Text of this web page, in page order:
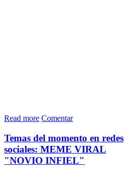
Read more Comentar
Temas del momento en redes
sociales: MEME VIRAL
"NOVIO INFIEL"